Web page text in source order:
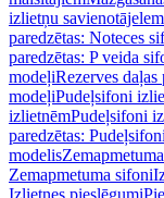
izlietņu
paredzētas: Noteces
paredzētas: P veida
modeļiRezerves
modeļiPudeļsifoni
izlietnēmPudeļsifoni
paredzētas:
modelis
Zemapmetuma sifoni
Izlietnes pieslēgumi